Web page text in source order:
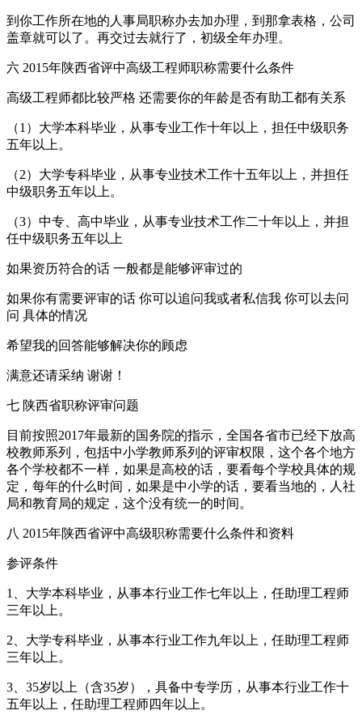
到你工作所在地的人事局职称办去加办理，到那拿表格，公司
盖章就可以了。再交过去就行了，初级全年办理。
六 2015年陕西省评中高级工程师职称需要什么条件
高级工程师都比较严格 还需要你的年龄是否有助工都有关系
（1）大学本科毕业，从事专业工作十年以上，担任中级职务
五年以上。
（2）大学专科毕业，从事专业技术工作十五年以上，并担任
中级职务五年以上。
（3）中专、高中毕业，从事专业技术工作二十年以上，并担
任中级职务五年以上
如果资历符合的话 一般都是能够评审过的
如果你有需要评审的话 你可以追问我或者私信我 你可以去问
问 具体的情况
希望我的回答能够解决你的顾虑
满意还请采纳 谢谢！
七 陕西省职称评审问题
目前按照2017年最新的国务院的指示，全国各省市已经下放高
校教师系列，包括中小学教师系列的评审权限，这个各个地方
各个学校都不一样，如果是高校的话，要看每个学校具体的规
定，每年的什么时间，如果是中小学的话，要看当地的，人社
局和教育局的规定，这个没有统一的时间。
八 2015年陕西省评中高级职称需要什么条件和资料
参评条件
1、大学本科毕业，从事本行业工作七年以上，任助理工程师
三年以上。
2、大学专科毕业，从事本行业工作九年以上，任助理工程师
三年以上。
3、35岁以上（含35岁），具备中专学历，从事本行业工作十
五年以上，任助理工程师四年以上。